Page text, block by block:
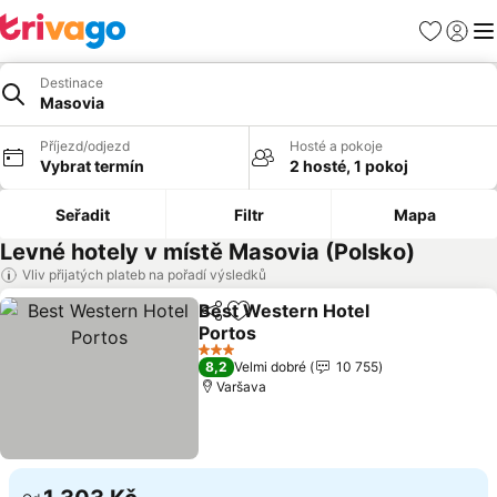
Oblíbené
Destinace
Masovia
Příjezd/odjezd
Vybrat termín
Hosté a pokoje
2 hosté, 1 pokoj
Seřadit Filtr Mapa
Levné hotely v místě Masovia (Polsko)
Vliv přijatých plateb na pořadí výsledků
SdíletPřidat na seznam oblíbených
Best Western Hotel
Portos
Ukázat ceny
3 Počet hvězdiček
8,2 Velmi dobré
10 755
Varšava